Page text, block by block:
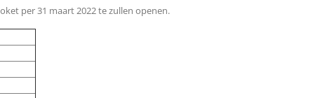
per 31 maart 2022 te zullen openen.